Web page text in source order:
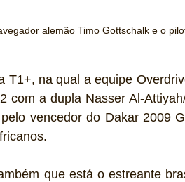
alemão Timo Gottschalk e o
T1+, na qual a equipe
com a dupla Nasser Al-
vencedor do Dakar 2009
que está o estreante